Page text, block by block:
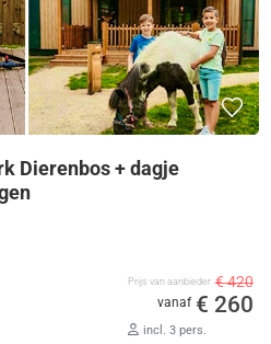
Dierenbos + dagje
Prijs van aanbieder € 420
vanaf € 260
incl. 3 pers.